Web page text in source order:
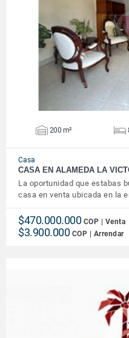
VER
200 m²
Casa
CASA EN ALAMEDA LA
La oportunidad que estabas
casa en venta ubicada en la
$470.000.000 COP | Venta
$3.900.000 COP | Arrendar